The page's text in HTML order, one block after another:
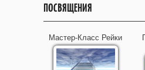
ПОСВЯЩЕНИЯ
Мастер-Класс Рейки